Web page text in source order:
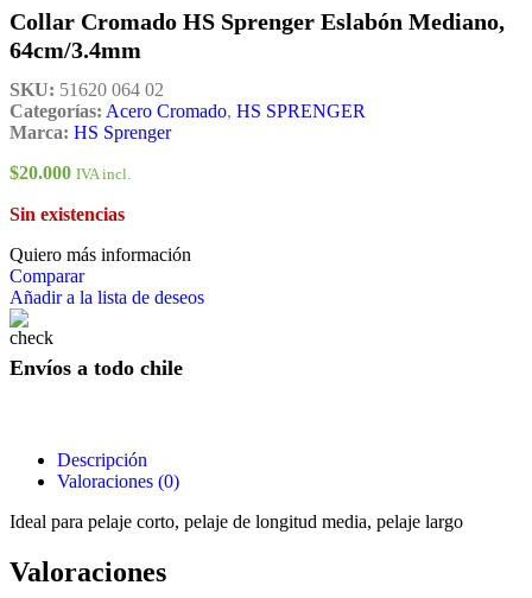
Collar Cromado HS Sprenger Eslabón Mediano,
64cm/3.4mm
SKU: 51620 064 02
Categorías: Acero Cromado, HS SPRENGER
Marca: HS Sprenger
$20.000 IVA incl.
Sin existencias
Quiero más información
Comparar
Añadir a la lista de deseos
Envíos a todo chile
Descripción
Valoraciones (0)
Ideal para pelaje corto, pelaje de longitud media, pelaje largo
Valoraciones